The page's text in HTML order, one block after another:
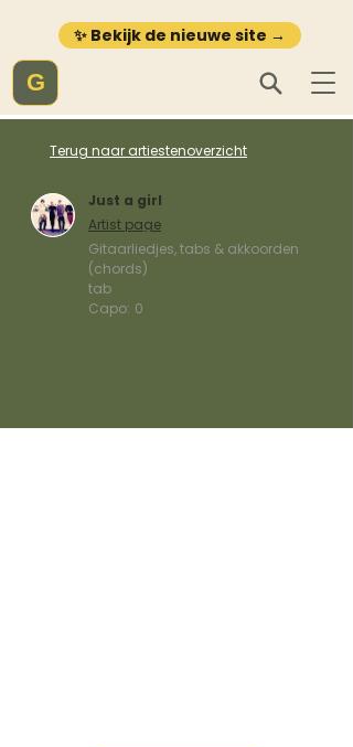
✨ Bekijk de nieuwe site →
G
Terug naar artiestenoverzicht
Just a girl
Artist page
Gitaarliedjes, tabs & akkoorden
(chords)
tab
Capo: 0